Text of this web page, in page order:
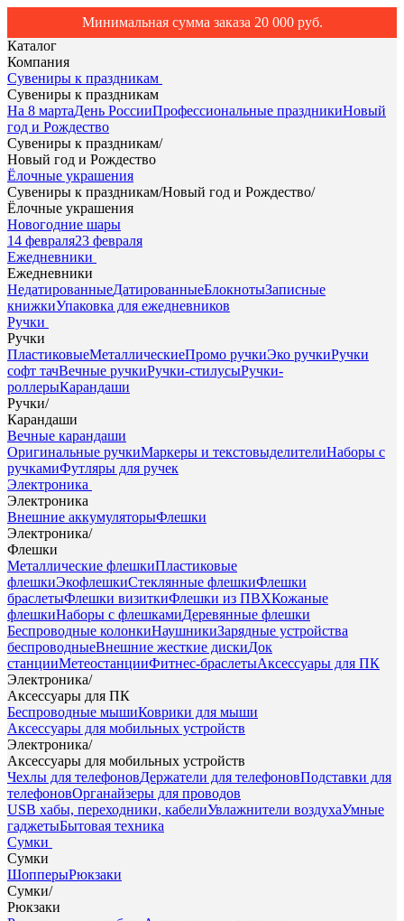
Минимальная сумма заказа 20 000 руб.
Каталог
Компания
Сувениры к праздникам
Сувениры к праздникам
На 8 мартаДень РоссииПрофессиональные праздникиНовый
год и Рождество
Сувениры к праздникам/
Новый год и Рождество
Ёлочные украшения
Сувениры к праздникам/Новый год и Рождество/
Ёлочные украшения
Новогодние шары
14 февраля23 февраля
Ежедневники
Ежедневники
НедатированныеДатированныеБлокнотыЗаписные
книжкиУпаковка для ежедневников
Ручки
Ручки
ПластиковыеМеталлическиеПромо ручкиЭко ручкиРучки
софт тачВечные ручкиРучки-стилусыРучки-
роллерыКарандаши
Ручки/
Карандаши
Вечные карандаши
Оригинальные ручкиМаркеры и текстовыделителиНаборы с
ручкамиФутляры для ручек
Электроника
Электроника
Внешние аккумуляторыФлешки
Электроника/
Флешки
Металлические флешкиПластиковые
флешкиЭкофлешкиСтеклянные флешкиФлешки
браслетыФлешки визиткиФлешки из ПВХКожаные
флешкиНаборы с флешкамиДеревянные флешки
Беспроводные колонкиНаушникиЗарядные устройства
беспроводныеВнешние жесткие дискиДок
станцииМетеостанцииФитнес-браслетыАксессуары для ПК
Электроника/
Аксессуары для ПК
Беспроводные мышиКоврики для мыши
Аксессуары для мобильных устройств
Электроника/
Аксессуары для мобильных устройств
Чехлы для телефоновДержатели для телефоновПодставки для
телефоновОрганайзеры для проводов
USB хабы, переходники, кабелиУвлажнители воздухаУмные
гаджетыБытовая техника
Сумки
Сумки
ШопперыРюкзаки
Сумки/
Рюкзаки